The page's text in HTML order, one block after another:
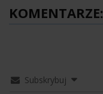
KOMENTARZE:
Subskrybuj